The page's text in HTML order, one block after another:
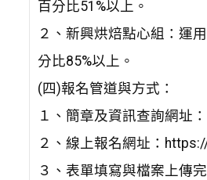
百分比51%以上。
２、新興烘焙點心組：運
分比85%以上。
(四)報名管道與方式：
１、簡章及資訊查詢網址
２、線上報名網址：
３、表單填寫與檔案上傳